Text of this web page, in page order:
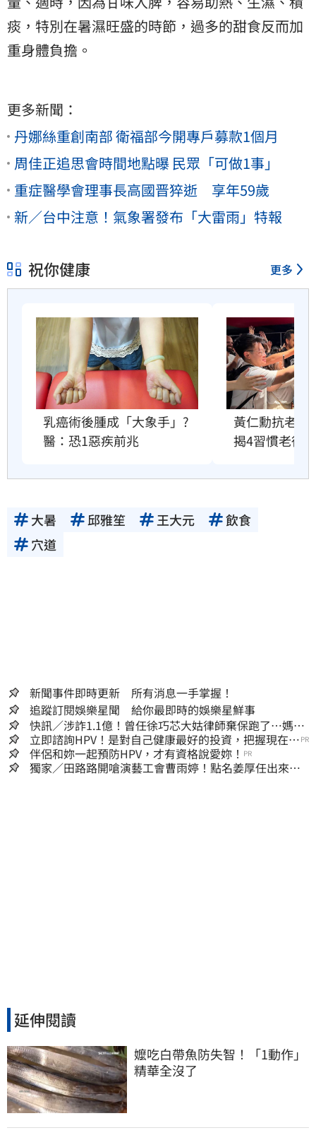
痰，特別在暑濕旺盛的時節，過多的甜食反而加
重身體負擔。
更多新聞：
丹娜絲重創南部 衛福部今開專戶募款1個月
周佳正追思會時間地點曝 民眾「可做1事」
重症醫學會理事長高國晋猝逝 享年59歲
新／台中注意！氣象署發布「大雷雨」特報
祝你健康 更多
乳癌術後腫成「大象手」?
醫：恐1惡疾前兆
黃仁勳抗老祕
揭4習慣老得慢
大暑 邱雅笙 王大元
飲食
穴道
新聞事件即時更新 所有消息一手掌握！
追蹤訂閱娛樂星聞 給你最即時的娛樂星鮮事
快訊／涉詐1.1億！曾任徐巧芯大姑律師棄保跑了…媽也
離境 桃檢發通緝
立即諮詢HPV！是對自己健康最好的投資，把握現在不
嫌晚！
PR
伴侶和妳一起預防HPV，才有資格說愛妳！ PR
獨家／田路路開嗆演藝工會曹雨婷！點名姜厚任出來
延伸閱讀
嬤吃白帶魚防失智！「1動作」
精華全沒了